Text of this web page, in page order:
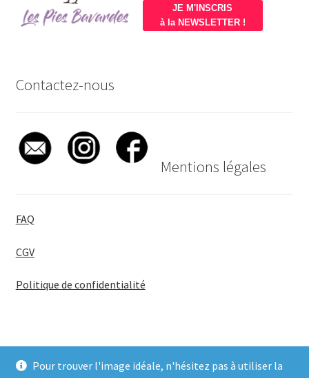
Pour trouver l'image idéale, n'hésitez pas à utiliser la
JE M'INSCRIS
à la NEWSLETTER !
Contactez-nous
Mentions légales
FAQ
CGV
Politique de confidentialité
© BadgeGirl® 2026